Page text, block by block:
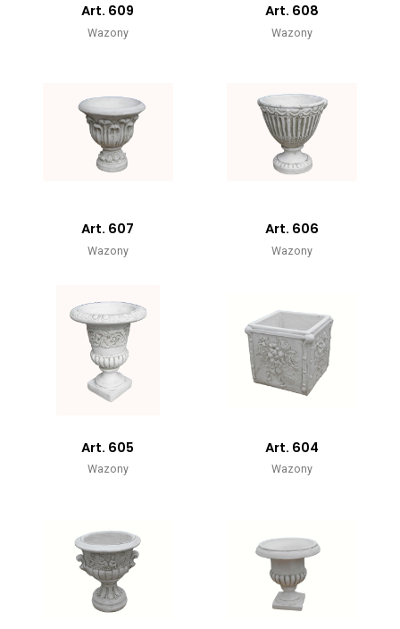
Art. 609
Wazony
Art. 608
Wazony
Art. 607
Wazony
Art. 606
Wazony
Art. 605
Wazony
Art. 604
Wazony